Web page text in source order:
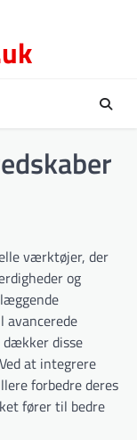
værktøjer, der
og
avancerede
dækker disse
at integrere
forbedre deres
fører til bedre